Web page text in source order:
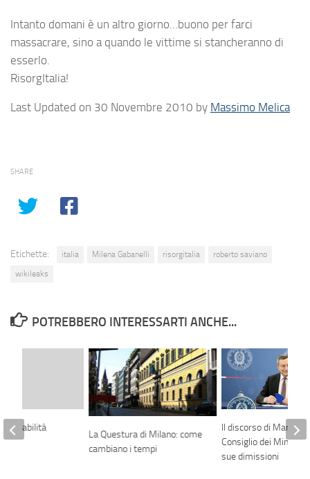
Intanto domani è un altro giorno…buono per farci
massacrare, sino a quando le vittime si stancheranno di
esserlo.
RisorgItalia!
Last Updated on 30 Novembre 2010 by Massimo Melica
SHARE
Etichette: italia Milena Gabanelli risorgitalia
roberto saviano
wikileaks
POTREBBERO INTERESSARTI ANCHE...
La Questura di Milano: come
cambiano i tempi
Il discorso di Mario
Consiglio dei Ministri
sue dimissioni